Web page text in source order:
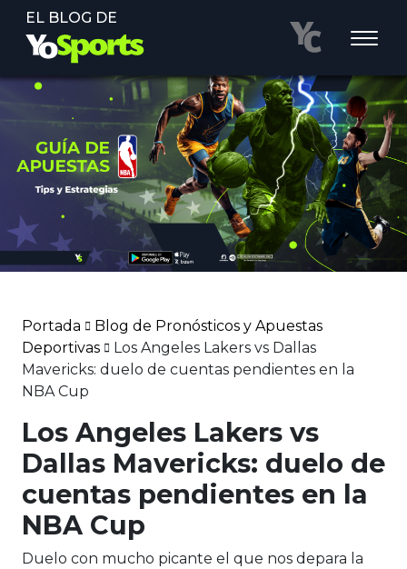
EL BLOG DE
Portada
Blog de Pronósticos y Apuestas
Deportivas
Los Angeles Lakers vs Dallas
Mavericks: duelo de cuentas pendientes en la
NBA Cup
Los Angeles Lakers vs
Dallas Mavericks: duelo de
cuentas pendientes en la
NBA Cup
Duelo con mucho picante el que nos depara la